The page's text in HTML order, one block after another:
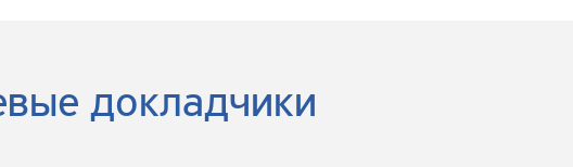
с SEMAT на практике
докладчики